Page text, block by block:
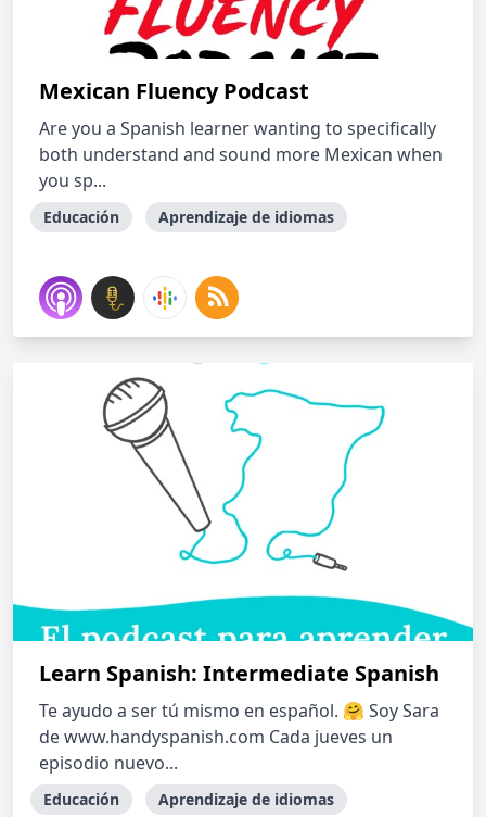
Mexican Fluency Podcast
Are you a Spanish learner wanting to specifically
both understand and sound more Mexican when
you sp...
Educación Aprendizaje de idiomas
Learn Spanish: Intermediate Spanish
Te ayudo a ser tú mismo en español. 🤗 Soy Sara
de www.handyspanish.com Cada jueves un
episodio nuevo...
Educación Aprendizaje de idiomas